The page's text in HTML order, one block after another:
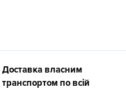
Доставка власним
транспортом по всій